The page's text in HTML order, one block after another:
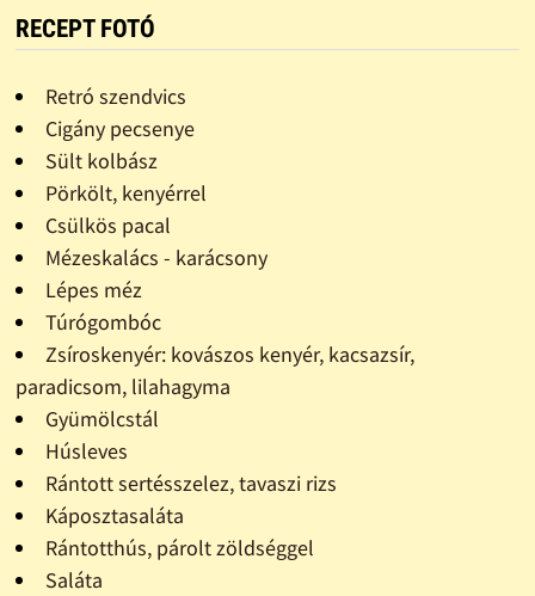
RECEPT FOTÓ
Retró szendvics
Cigány pecsenye
Sült kolbász
Pörkölt, kenyérrel
Csülkös pacal
Mézeskalács - karácsony
Lépes méz
Túrógombóc
Zsíroskenyér: kovászos kenyér, kacsazsír,
paradicsom, lilahagyma
Gyümölcstál
Húsleves
Rántott sertésszelez, tavaszi rizs
Káposztasaláta
Rántotthús, párolt zöldséggel
Saláta